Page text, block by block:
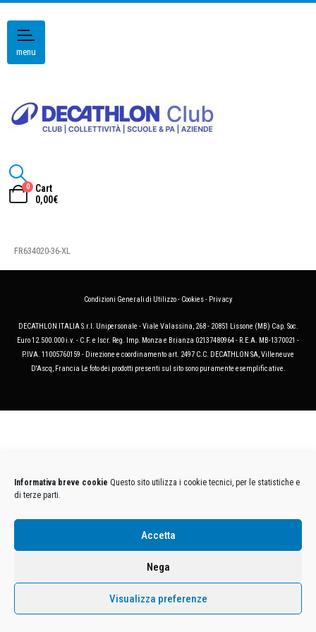
Informativa breve cookie Questo sito utilizza i cookie tecnici, per le statistiche e
di terze parti.
Accetta
Nega
Visualizza preferenze
menu
0
Cart
0,00€
FR634020-36-XL
Condizioni Generali di Utilizzo- Cookies- Privacy
DECATHLON ITALIA S.r.l. Unipersonale - Viale Valassina, 268 - 20851 Lissone (MB) Cap. Soc.
Euro 12.500.000 i.v. - C.F. e Iscr. Reg. Imp. Monza e Brianza 02137480964 - R.E.A. MB-1370021 -
P.IVA. 11005760159 - Direzione e coordinamento art. 2497 C.C. DECATHLON SA, Villeneuve
D'Ascq, Francia Le foto dei prodotti presenti sul sito sono puramente esemplificative.